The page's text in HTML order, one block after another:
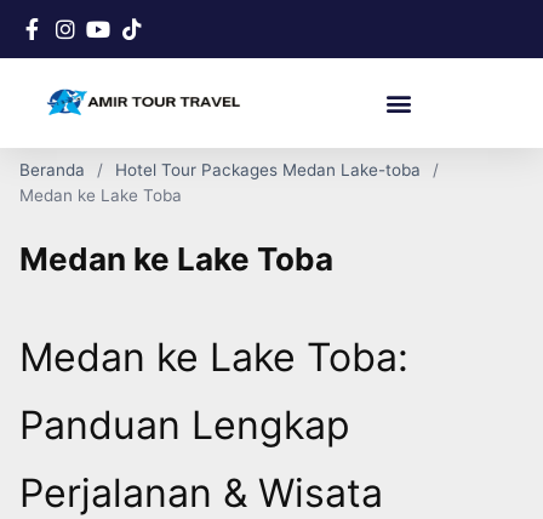
Beranda
Hotel Tour Packages Medan Lake-toba
Medan ke Lake Toba
Medan ke Lake Toba
Medan ke Lake Toba:
Panduan Lengkap
Perjalanan & Wisata